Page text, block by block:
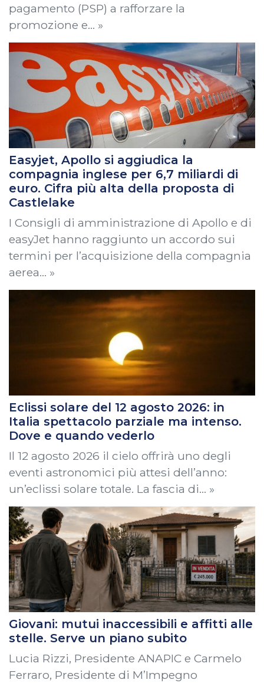
pagamento (PSP) a rafforzare la
promozione e… »
Easyjet, Apollo si aggiudica la
compagnia inglese per 6,7 miliardi di
euro. Cifra più alta della proposta di
Castlelake
I Consigli di amministrazione di Apollo e di
easyJet hanno raggiunto un accordo sui
termini per l’acquisizione della compagnia
aerea… »
Eclissi solare del 12 agosto 2026: in
Italia spettacolo parziale ma intenso.
Dove e quando vederlo
Il 12 agosto 2026 il cielo offrirà uno degli
eventi astronomici più attesi dell’anno:
un’eclissi solare totale. La fascia di… »
Giovani: mutui inaccessibili e affitti alle
stelle. Serve un piano subito
Lucia Rizzi, Presidente ANAPIC e Carmelo
Ferraro, Presidente di M’Impegno